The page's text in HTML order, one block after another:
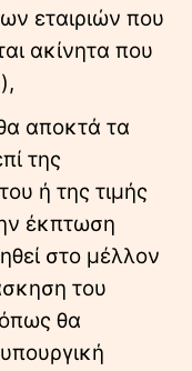
εταιριών που
ακίνητα που
αποκτά τα
της
ή της τιμής
έκπτωση
στο μέλλον
του
θα